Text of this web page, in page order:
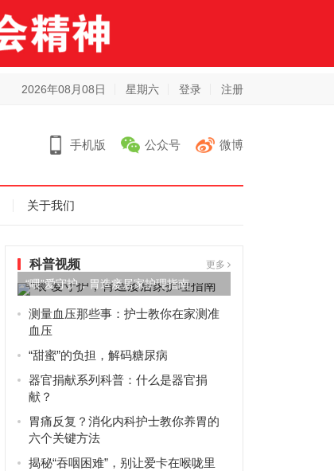
2026年08月08日 星期六 登录 注册
手机版 公众号 微博
关于我们
科普视频 更多
“喂”爱守护，胃造瘘居家护理指南
测量血压那些事：护士教你在家测准
血压
“甜蜜”的负担，解码糖尿病
器官捐献系列科普：什么是器官捐
献？
胃痛反复？消化内科护士教你养胃的
六个关键方法
揭秘“吞咽困难”，别让爱卡在喉咙里